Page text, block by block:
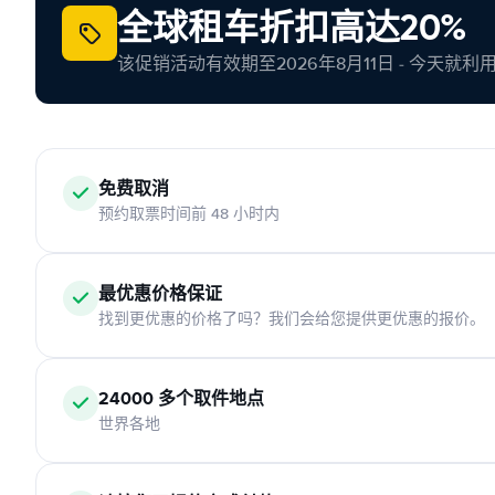
全球租车折扣高达20%
该促销活动有效期至2026年8月11日 - 今天就利用
免费取消
预约取票时间前 48 小时内
最优惠价格保证
找到更优惠的价格了吗？我们会给您提供更优惠的报价。
24000 多个取件地点
世界各地